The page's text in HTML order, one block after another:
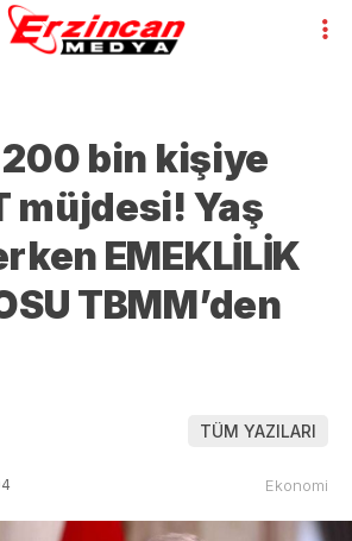
200 bin kişiye
müjdesi! Yaş
EMEKLİLİK
TBMM’den
TÜM YAZILARI
Ekonomi